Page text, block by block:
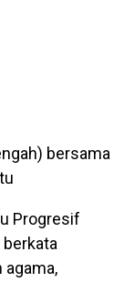
bersama
Progresif
berkata
agama,